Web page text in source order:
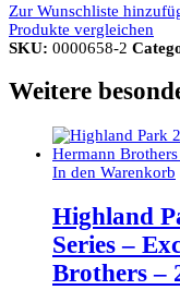
Zur Wunschliste
Produkte vergleichen
SKU: 0000658-2
Weitere
In den Warenkorb
Highland
Series –
Brothers –